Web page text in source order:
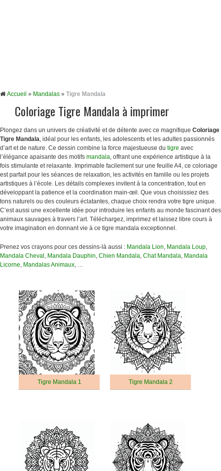
Accueil » Mandalas » Tigre Mandala
Coloriage Tigre Mandala à imprimer
Plongez dans un univers de créativité et de détente avec ce magnifique Coloriage
Tigre Mandala, idéal pour les enfants, les adolescents et les adultes passionnés
d’art et de nature. Ce dessin combine la force majestueuse du tigre avec
l’élégance apaisante des motifs mandala, offrant une expérience artistique à la
fois stimulante et relaxante. Imprimable facilement sur une feuille A4, ce coloriage
est parfait pour les séances de relaxation, les activités en famille ou les projets
artistiques à l’école. Les détails complexes invitent à la concentration, tout en
développant la patience et la coordination main-œil. Que vous choisissiez des
tons naturels ou des couleurs éclatantes, chaque choix rendra votre tigre unique.
C’est aussi une excellente idée pour introduire les enfants au monde fascinant des
animaux sauvages à travers l’art. Téléchargez, imprimez et laissez libre cours à
votre imagination en donnant vie à ce tigre mandala exceptionnel.
Prenez vos crayons pour ces dessins-là aussi : Mandala Lion, Mandala Loup,
Mandala Cheval , Mandala Dauphin, Chien Mandala, Chat Mandala, Mandala
Licorne, Mandalas Animaux, …
Tigre Mandala 1 Tigre Mandala 2